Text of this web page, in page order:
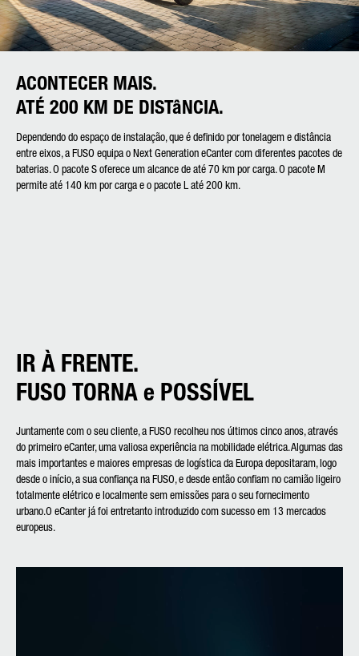
ACONTECER MAIS.
ATÉ 200 KM DE DISTâNCIA.
Dependendo do espaço de instalação, que é definido por tonelagem e distância
entre eixos, a FUSO equipa o Next Generation eCanter com diferentes pacotes de
baterias. O pacote S oferece um alcance de até 70 km por carga. O pacote M
permite até 140 km por carga e o pacote L até 200 km.
IR À FRENTE.
FUSO TORNA e POSSÍVEL
Juntamente com o seu cliente, a FUSO recolheu nos últimos cinco anos, através
do primeiro eCanter, uma valiosa experiência na mobilidade elétrica. Algumas das
mais importantes e maiores empresas de logística da Europa depositaram, logo
desde o início, a sua confiança na FUSO, e desde então confiam no camião ligeiro
totalmente elétrico e localmente sem emissões para o seu fornecimento
urbano.O eCanter já foi entretanto introduzido com sucesso em 13 mercados
europeus.